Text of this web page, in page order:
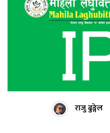
राजु ढुङ्गेल